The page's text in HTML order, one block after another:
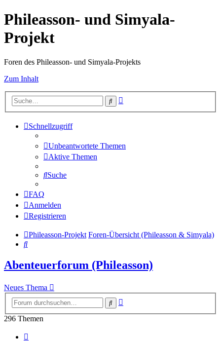
Phileasson- und Simyala-
Projekt
Foren des Phileasson- und Simyala-Projekts
Zum Inhalt
Suche
Schnellzugriff
Unbeantwortete Themen
Aktive Themen
Suche
FAQ
Anmelden
Registrieren
Phileasson-Projekt Foren-Übersicht (Phileasson & Simyala)
Suche
Abenteuerforum (Phileasson)
Neues Thema
Suche
296 Themen